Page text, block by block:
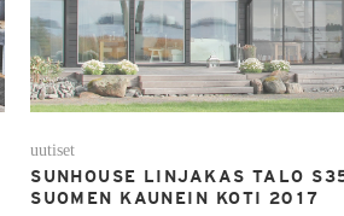
uutiset
SUNHOUSE LINJAKAS TALO
SUOMEN KAUNEIN KOTI 2017